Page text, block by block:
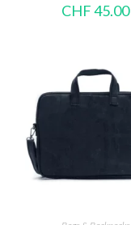
CHF45.00